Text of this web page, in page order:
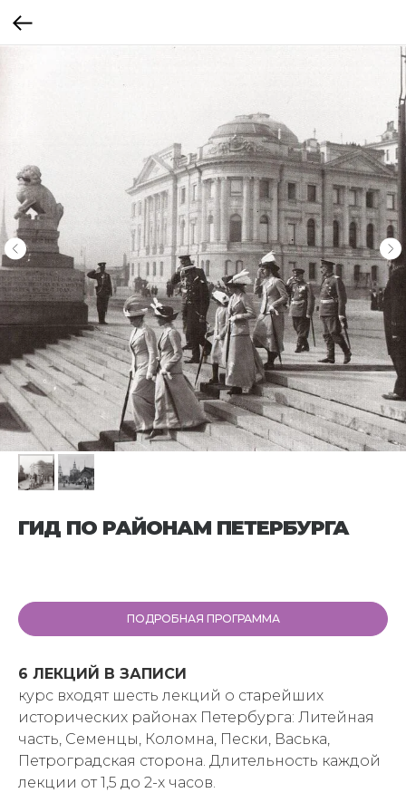
ГИД ПО РАЙОНАМ ПЕТЕРБУРГА
ПОДРОБНАЯ ПРОГРАММА
6 ЛЕКЦИЙ В ЗАПИСИ
курс входят шесть лекций о старейших
исторических районах Петербурга: Литейная
часть, Семенцы, Коломна, Пески, Васька,
Петроградская сторона. Длительность каждой
лекции от 1,5 до 2-х часов.